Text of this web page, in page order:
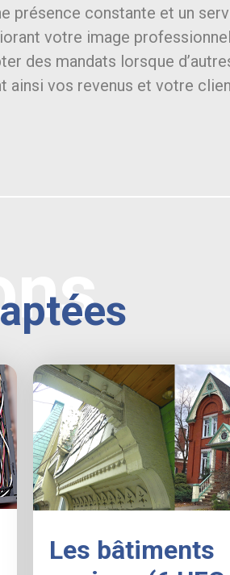
présence constante et un
votre image
des mandats lorsque
ainsi vos revenus et votre
Les bâtiments